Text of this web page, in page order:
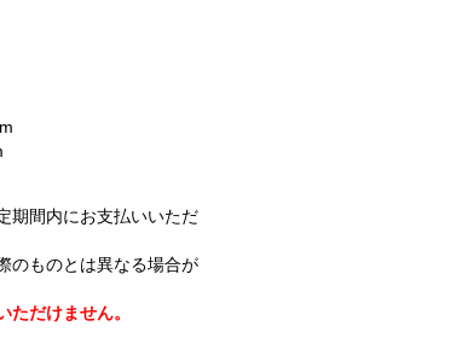
期間内にお支払いいただ
のものとは異なる場合が
ただけません。